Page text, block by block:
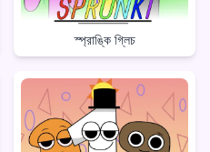
স্প্রাঙ্কি গ্লিচ